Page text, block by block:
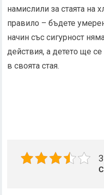
намислили за стаята на
правило – бъдете
начин със сигурност
действия, а детето ще
в своята стая.